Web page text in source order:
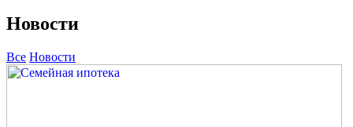
Новости
Все Новости